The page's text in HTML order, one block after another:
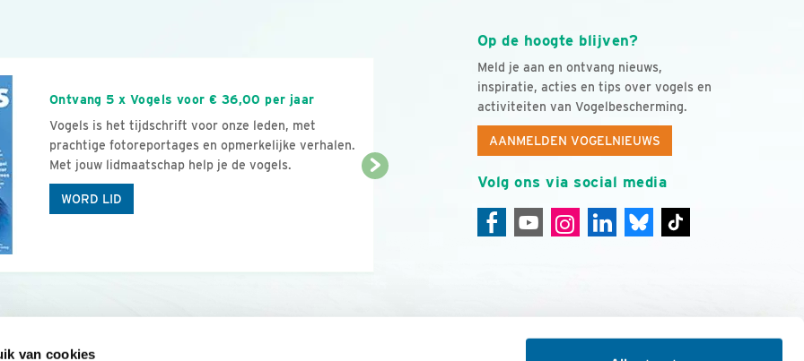
van cookies
Op de hoogte blijven?
Meld je aan en ontvang nieuws,
inspiratie, acties en tips over vogels en
activiteiten van Vogelbescherming.
AANMELDEN VOGELNIEUWS
Volg ons via social media
Ontvang 5 x Vogels voor € 36,00 per jaar
Vogels is het tijdschrift voor onze leden, met
prachtige fotoreportages en opmerkelijke verhalen.
Met jouw lidmaatschap help je de vogels.
WORD LID